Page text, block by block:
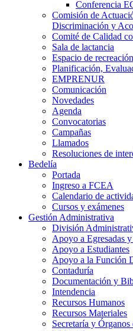
Conferencia
Comisión de
Discriminación y
Comité de Calidad
Sala de lactancia
Espacio de
Planificación,
EMPRENUR
Comunicación
Novedades
Agenda
Convocatorias
Campañas
Llamados
Resoluciones de
Bedelía
Portada
Ingreso a FCEA
Calendario de
Cursos y exámenes
Gestión Administrativa
División
Apoyo a Egresadas
Apoyo a Estudiantes
Apoyo a la Función
Contaduría
Documentación y
Intendencia
Recursos Humanos
Recursos Materiales
Secretaría y